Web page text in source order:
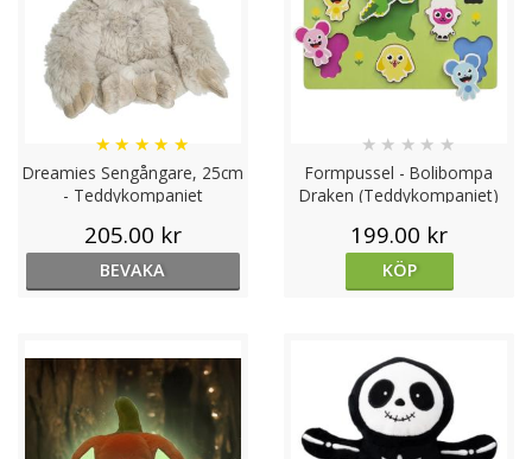
Dreamies Sengångare, 25cm
- Teddykompaniet
★ ★ ★ ★ ★
205.00 kr
BEVAKA
Formpussel - Bolibompa
Draken (Teddykompaniet)
★ ★ ★ ★ ★
199.00 kr
KÖP